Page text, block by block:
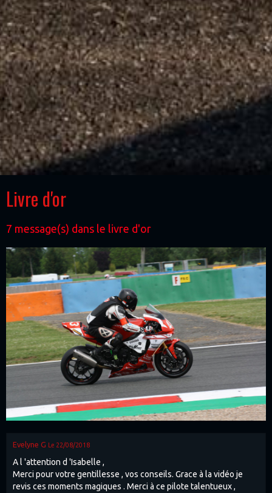
Livre d'or
7 message(s) dans le livre d'or
Evelyne G Le 22/08/2018
A l 'attention d 'Isabelle ,
Merci pour votre gentillesse , vos conseils. Grace à la vidéo je
revis ces moments magiques . Merci à ce pilote talentueux ,